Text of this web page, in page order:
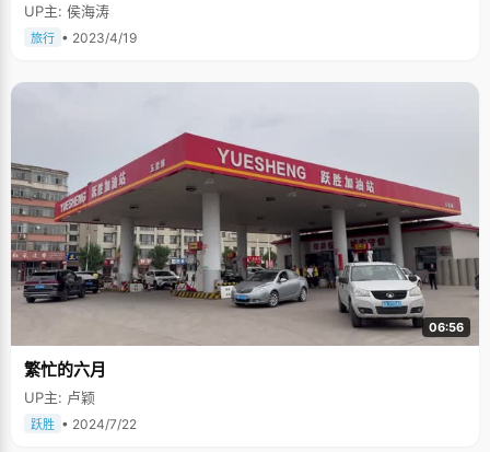
UP主: 侯海涛
旅行 • 2023/4/19
06:56
繁忙的六月
UP主: 卢颖
跃胜 • 2024/7/22